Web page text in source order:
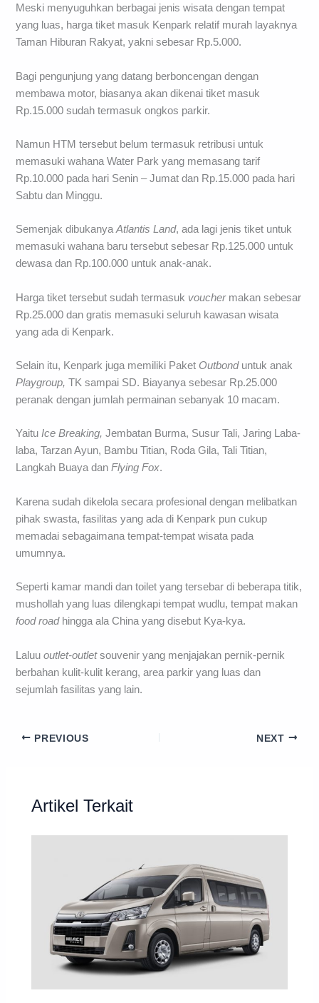
Meski menyuguhkan berbagai jenis wisata dengan tempat
yang luas, harga tiket masuk Kenpark relatif murah layaknya
Taman Hiburan Rakyat, yakni sebesar Rp.5.000.
Bagi pengunjung yang datang berboncengan dengan
membawa motor, biasanya akan dikenai tiket masuk
Rp.15.000 sudah termasuk ongkos parkir.
Namun HTM tersebut belum termasuk retribusi untuk
memasuki wahana Water Park yang memasang tarif
Rp.10.000 pada hari Senin – Jumat dan Rp.15.000 pada hari
Sabtu dan Minggu.
Semenjak dibukanyaAtlantis Land, ada lagi jenis tiket untuk
memasuki wahana baru tersebut sebesar Rp.125.000 untuk
dewasa dan Rp.100.000 untuk anak-anak.
Harga tiket tersebut sudah termasuk vouchermakan sebesar
Rp.25.000 dan gratis memasuki seluruh kawasan wisata
yang ada di Kenpark.
Selain itu, Kenpark juga memiliki Paket Outbonduntuk anak
Playgroup, TK sampai SD. Biayanya sebesar Rp.25.000
peranak dengan jumlah permainan sebanyak 10 macam.
Yaitu Ice Breaking, Jembatan Burma, Susur Tali, Jaring Laba-
laba, Tarzan Ayun, Bambu Titian, Roda Gila, Tali Titian,
Langkah Buaya danFlying Fox.
Karena sudah dikelola secara profesional dengan melibatkan
pihak swasta, fasilitas yang ada di Kenpark pun cukup
memadai sebagaimana tempat-tempat wisata pada
umumnya.
Seperti kamar mandi dan toilet yang tersebar di beberapa titik,
mushollah yang luas dilengkapi tempat wudlu, tempat makan
food roadhingga ala China yang disebut Kya-kya.
Laluuoutlet-outletsouvenir yang menjajakan pernik-pernik
berbahan kulit-kulit kerang, area parkir yang luas dan
sejumlah fasilitas yang lain.
PREVIOUS NEXT
Artikel Terkait